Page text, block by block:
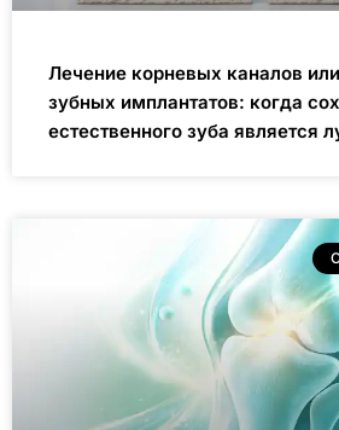
Лечение корневых каналов
зубных имплантатов: когда
естественного зуба является